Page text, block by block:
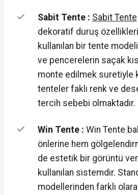
Sabit Tente : Sabit Tente
dekoratif duruş
kullanılan bir tente
ve pencerelerin saçak
monte edilmek suretiyle
tenteler faklı renk ve
tercih sebebi olmaktadır.
Win Tente : Win Tente
önlerine hem
de estetik bir görüntü
kullanılan sistemdir.
modellerinden farklı